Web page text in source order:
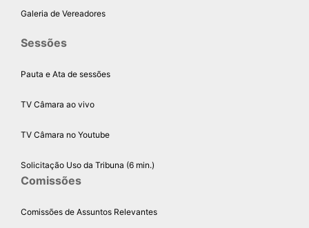
Galeria de Vereadores
Sessões
Pauta e Ata de sessões
TV Câmara ao vivo
TV Câmara no Youtube
Solicitação Uso da Tribuna (6 min.)
Comissões
Comissões de Assuntos Relevantes